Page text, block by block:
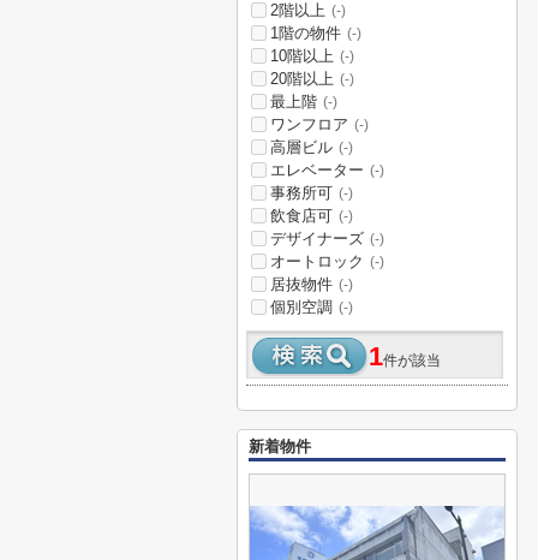
2階以上 (-)
1階の物件 (-)
10階以上 (-)
20階以上 (-)
最上階 (-)
ワンフロア (-)
高層ビル (-)
エレベーター (-)
事務所可 (-)
飲食店可 (-)
デザイナーズ (-)
オートロック (-)
居抜物件 (-)
個別空調 (-)
1件が該当
新着物件